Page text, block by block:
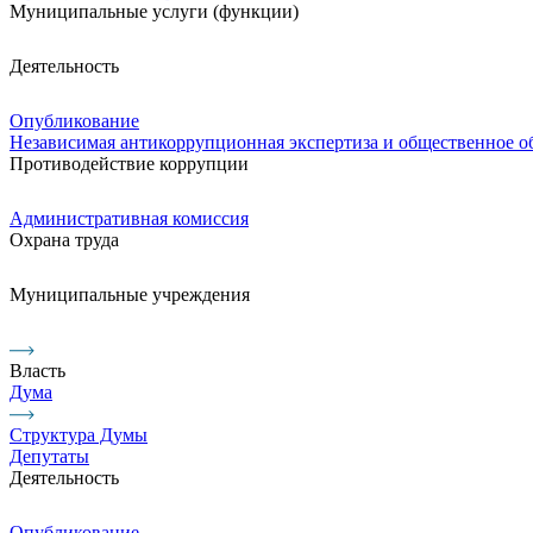
Муниципальные услуги (функции)
Деятельность
Опубликование
Независимая антикоррупционная экспертиза и общественное
Противодействие коррупции
Административная комиссия
Охрана труда
Муниципальные учреждения
Власть
Дума
Структура Думы
Депутаты
Деятельность